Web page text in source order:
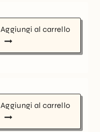
Aggiungi al carrello
Aggiungi al carrello